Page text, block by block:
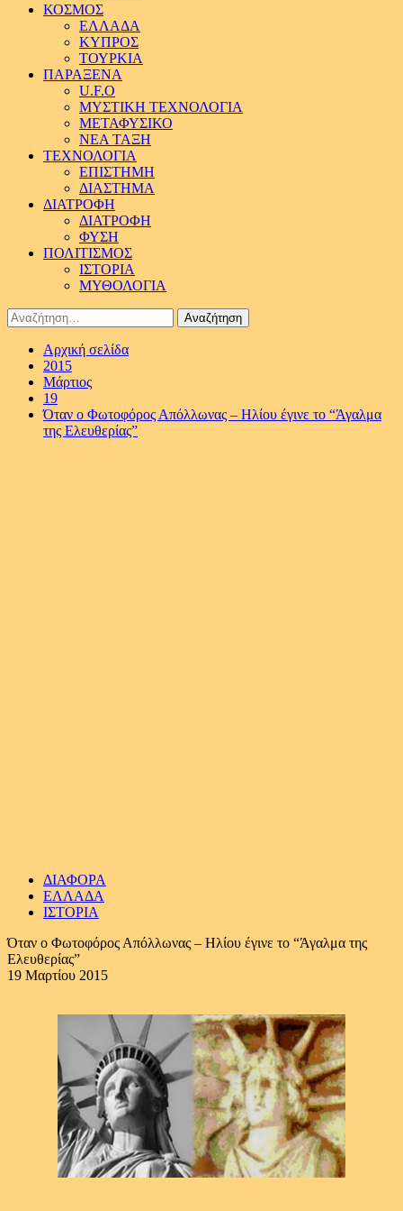
ΚΟΣΜΟΣ
ΕΛΛΑΔΑ
ΚΥΠΡΟΣ
ΤΟΥΡΚΙΑ
ΠΑΡΑΞΕΝΑ
U.F.O
ΜΥΣΤΙΚΗ ΤΕΧΝΟΛΟΓΙΑ
ΜΕΤΑΦΥΣΙΚΟ
ΝΕΑ ΤΑΞΗ
ΤΕΧΝΟΛΟΓΙΑ
ΕΠΙΣΤΗΜΗ
ΔΙΑΣΤΗΜΑ
ΔΙΑΤΡΟΦΗ
ΔΙΑΤΡΟΦΗ
ΦΥΣΗ
ΠΟΛΙΤΙΣΜΟΣ
ΙΣΤΟΡΙΑ
ΜΥΘΟΛΟΓΙΑ
Αναζήτηση
για:
Αρχική σελίδα
2015
Μάρτιος
19
Όταν ο Φωτοφόρος Απόλλωνας – Ηλίου έγινε το “Άγαλμα
της Ελευθερίας”
ΔΙΑΦΟΡΑ
ΕΛΛΑΔΑ
ΙΣΤΟΡΙΑ
Όταν ο Φωτοφόρος Απόλλωνας – Ηλίου έγινε το “Άγαλμα της
Ελευθερίας”
19 Μαρτίου 2015